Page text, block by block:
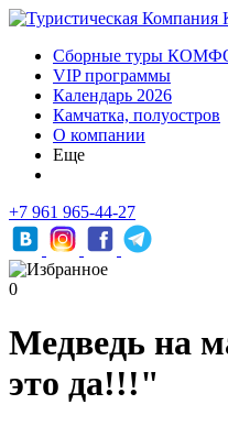
Сборные туры
VIP программы
Календарь 2026
Камчатка, полуостров
О компании
Еще
+7 961 965-44-27
0
Медведь на
это да!!!"